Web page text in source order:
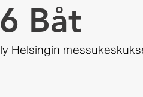
Båt
Helsingin